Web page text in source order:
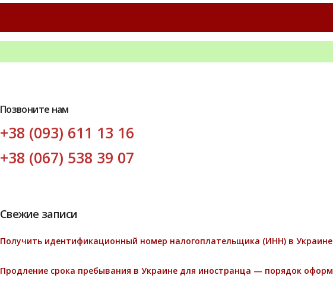
Позвоните нам
+38 (093) 611 13 16
+38 (067) 538 39 07
Свежие записи
Получить идентификационный номер налогоплательщика (ИНН) в
Продление срока пребывания в Украине для иностранца — порядок